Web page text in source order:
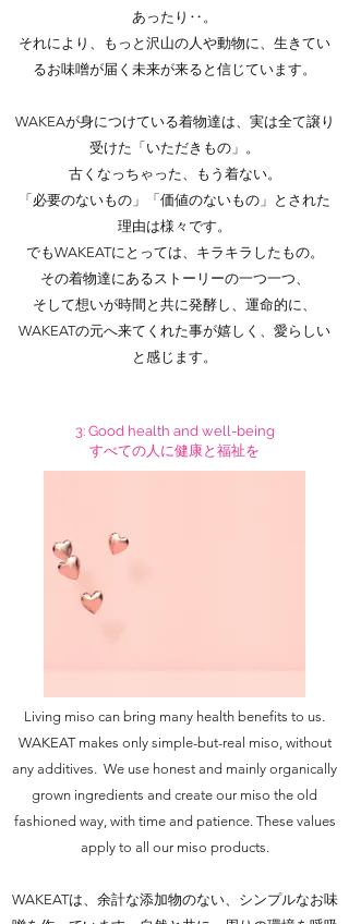
あったり‥。
それにより、もっと沢山の人や動物に、生きてい
るお味噌が届く未来が来ると信じています。
WAKEAが身につけている着物達は、実は全て譲り
受けた「いただきもの」。
古くなっちゃった、もう着ない。
「必要のないもの」「価値のないもの」とされた
理由は様々です。
でもWAKEATにとっては、キラキラしたもの。
その着物達にあるストーリーの一つ一つ、
そして想いが時間と共に発酵し、運命的に、
WAKEATの元へ来てくれた事が嬉しく、愛らしい
と感じます。
3: Good health and well-being
すべての人に健康と福祉を
Living miso can bring many health benefits to us.
WAKEAT makes only simple-but-real miso, without
any additives. We use honest and mainly organically
grown ingredients and create our miso the old
fashioned way, with time and patience. These values
apply to all our miso products.
WAKEATは、余計な添加物のない、シンプルなお味